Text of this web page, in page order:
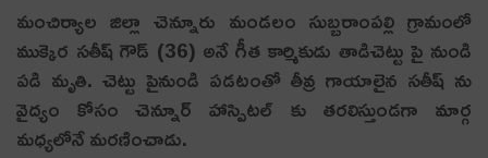
మంచిర్యాల జిల్లా చెన్నూరు మండలం సుబ్బరాంపల్లి గ్రామంలో
ముక్కెర సతీష్ గౌడ్ (36) అనే గీత కార్మికుడు తాడిచెట్టు పై నుండి
పడి మృతి. చెట్టు పైనుండి పడటంతో తీవ్ర గాయాలైన సతీష్ ను
వైద్యం కోసం చెన్నూర్ హాస్పిటల్ కు తరలిస్తుండగా మార్గ
మధ్యలోనే మరణించాడు.